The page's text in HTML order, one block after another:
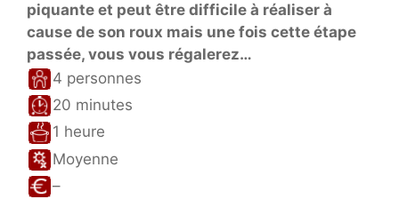
piquante et peut être difficile à réaliser à
cause de son roux mais une fois cette étape
passée, vous vous régalerez…
4 personnes
20 minutes
1 heure
Moyenne
–